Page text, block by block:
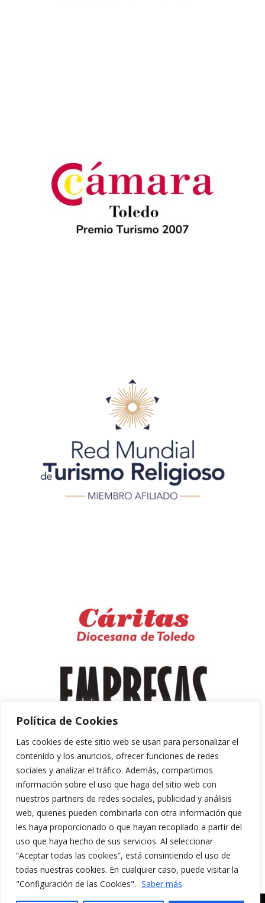
Política de Cookies
Las cookies de este sitio web se usan para personalizar el
contenido y los anuncios, ofrecer funciones de redes
sociales y analizar el tráfico. Además, compartimos
información sobre el uso que haga del sitio web con
nuestros partners de redes sociales, publicidad y análisis
web, quienes pueden combinarla con otra información que
les haya proporcionado o que hayan recopilado a partir del
uso que haya hecho de sus servicios. Al seleccionar
“Aceptar todas las cookies”, está consintiendo el uso de
todas nuestras cookies. En cualquier caso, puede visitar la
"Configuración de las Cookies". Saber más
Aviso Legal y Política de Privacidad
Política de Cookies